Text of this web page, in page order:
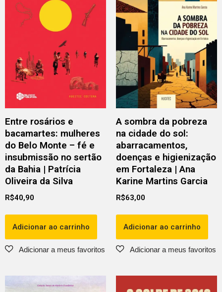
Entre rosários e
bacamartes: mulheres
do Belo Monte – fé e
insubmissão no sertão
da Bahia | Patrícia
Oliveira da Silva
R$40,90
Adicionar ao carrinho
A sombra da pobreza
na cidade do sol:
abarracamentos,
doenças e higienização
em Fortaleza | Ana
Karine Martins Garcia
R$63,00
Adicionar ao carrinho